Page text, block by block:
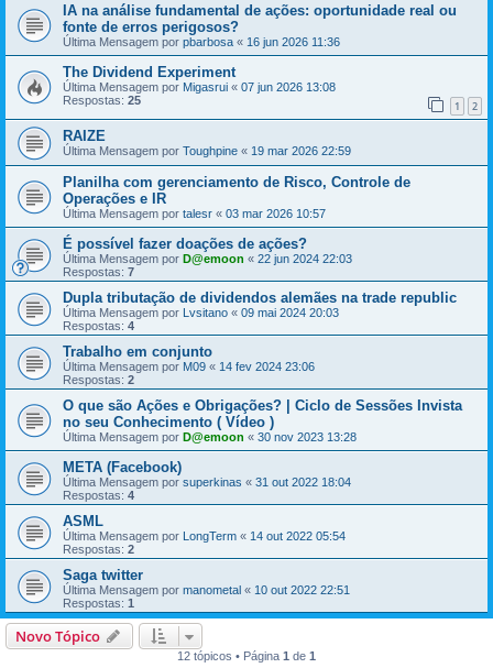
IA na análise fundamental de ações: oportunidade real ou
fonte de erros perigosos?
Última Mensagem por pbarbosa « 16 jun 2026 11:36
The Dividend Experiment
Última Mensagem por Migasrui « 07 jun 2026 13:08
Respostas: 25 1 2
RAIZE
Última Mensagem por Toughpine « 19 mar 2026 22:59
Planilha com gerenciamento de Risco, Controle de
Operações e IR
Última Mensagem por talesr « 03 mar 2026 10:57
É possível fazer doações de ações?
Última Mensagem por D@emoon « 22 jun 2024 22:03
Respostas: 7
Dupla tributação de dividendos alemães na trade republic
Última Mensagem por Lvsitano « 09 mai 2024 20:03
Respostas: 4
Trabalho em conjunto
Última Mensagem por M09 « 14 fev 2024 23:06
Respostas: 2
O que são Ações e Obrigações? | Ciclo de Sessões Invista
no seu Conhecimento ( Vídeo )
Última Mensagem por D@emoon « 30 nov 2023 13:28
META (Facebook)
Última Mensagem por superkinas « 31 out 2022 18:04
Respostas: 4
ASML
Última Mensagem por LongTerm « 14 out 2022 05:54
Respostas: 2
Saga twitter
Última Mensagem por manometal « 10 out 2022 22:51
Respostas: 1
Novo Tópico
12 tópicos • Página 1 de 1